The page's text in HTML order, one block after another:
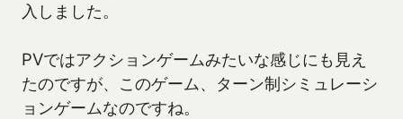
入しました。
PVではアクションゲームみたいな感じにも見え
たのですが、このゲーム、ターン制シミュレーシ
ョンゲームなのですね。